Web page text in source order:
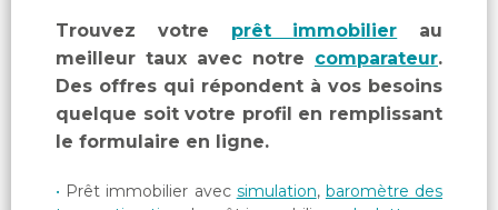
Trouvez votre prêt immobilier au
meilleur taux avec notre comparateur.
Des offres qui répondent à vos besoins
quelque soit votre profil en remplissant
le formulaire en ligne.
Prêt immobilier avec simulation, baromètre des